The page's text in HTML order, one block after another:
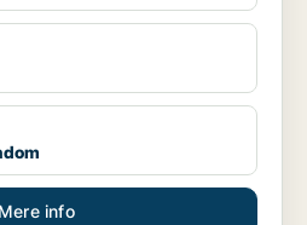
Mere info